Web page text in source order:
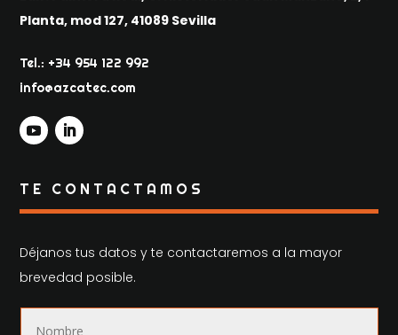
Planta, mod 127, 41089 Sevilla
Tel.: +34 954 122 992
info@azcatec.com
TE CONTACTAMOS
Déjanos tus datos y te contactaremos a la mayor
brevedad posible.